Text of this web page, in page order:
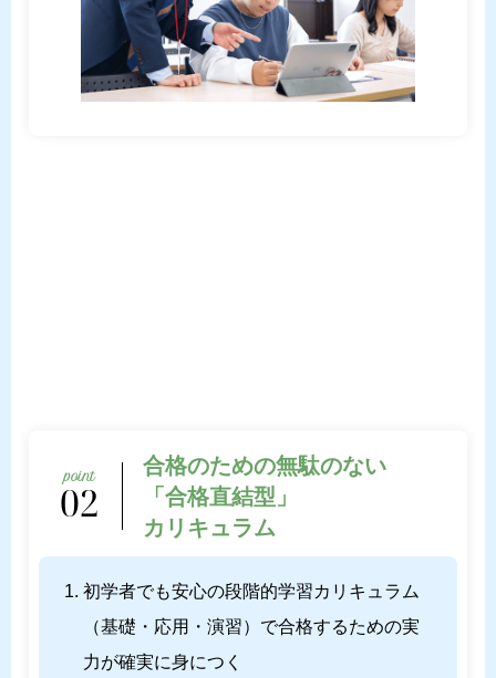
02
合格のための無駄のない
「合格直結型」
カリキュラム
初学者でも安心の段階的学習カリキュラム
（基礎・応用・演習）で合格するための実
力が確実に身につく